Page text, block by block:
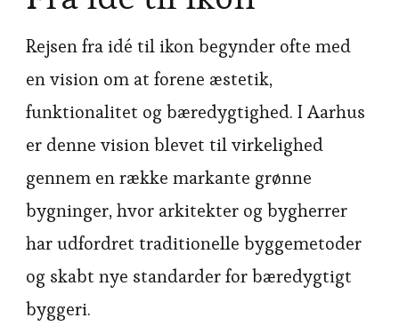
Rejsen fra idé til ikon begynder ofte med
en vision om at forene æstetik,
funktionalitet og bæredygtighed. I Aarhus
er denne vision blevet til virkelighed
gennem en række markante grønne
bygninger, hvor arkitekter og bygherrer
har udfordret traditionelle byggemetoder
og skabt nye standarder for bæredygtigt
byggeri.